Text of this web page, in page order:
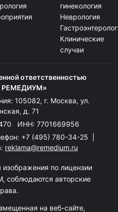
гинекология
Неврология
Клинические
случаи
ответственностью
РЕМЕДИУМ»
105082, г. Москва, ул.
д. 71
ИНН: 7701669956
+7 (495) 780-34-25
reklama@remedium.ru
изображения по лицензии
соблюдаются авторские
на веб-сайте,